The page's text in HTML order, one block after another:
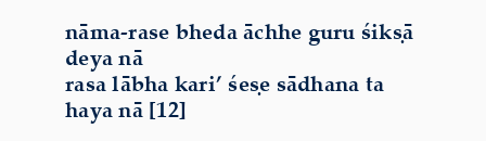
nāma-rase bheda āchhe guru śikṣā
deya nā
rasa lābha kari’ śeṣe sādhana ta
haya nā [12]